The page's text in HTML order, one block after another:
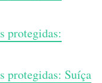
protegidas:
protegidas: Suíça